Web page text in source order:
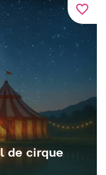
favorite_border
de cirque